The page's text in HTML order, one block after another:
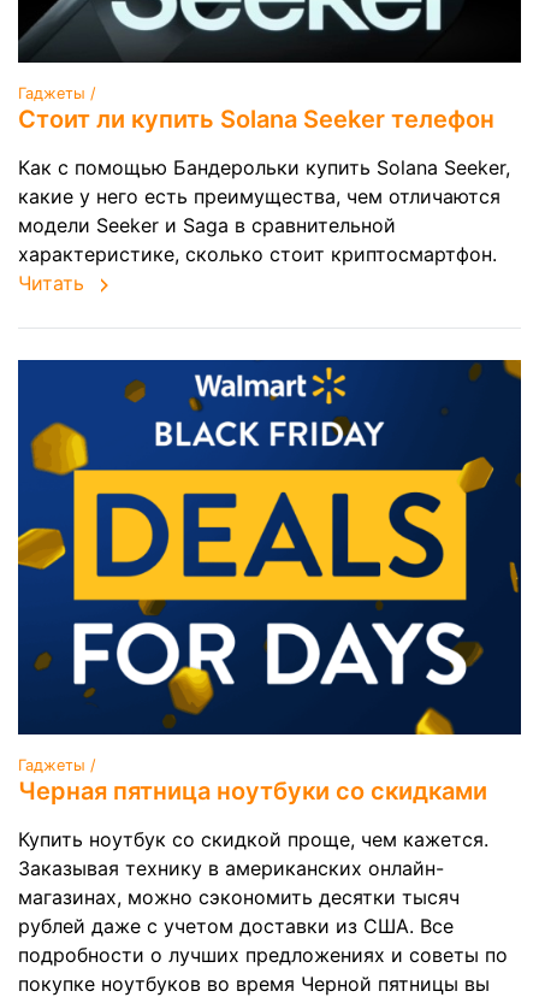
Гаджеты /
Стоит ли купить Solana Seeker телефон
Как с помощью Бандерольки купить Solana Seeker,
какие у него есть преимущества, чем отличаются
модели Seeker и Saga в сравнительной
характеристике, сколько стоит криптосмартфон.
Читать
Гаджеты /
Черная пятница ноутбуки со скидками
Купить ноутбук со скидкой проще, чем кажется.
Заказывая технику в американских онлайн-
магазинах, можно сэкономить десятки тысяч
рублей даже с учетом доставки из США. Все
подробности о лучших предложениях и советы по
покупке ноутбуков во время Черной пятницы вы